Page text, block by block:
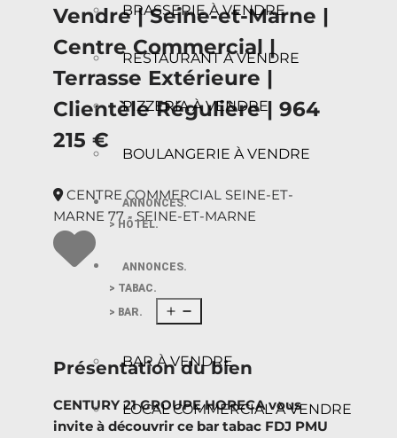
BRASSERIE À VENDRE
RESTAURANT À VENDRE
PIZZERIA À VENDRE
BOULANGERIE À VENDRE
ANNONCES.
> HÔTEL.
ANNONCES.
> TABAC.
> BAR.
BAR À VENDRE
LOCAL COMMERCIAL À VENDRE
Vendre | Seine-et-Marne |
Centre Commercial |
Terrasse Extérieure |
Clientèle Régulière | 964
215 €
CENTRE COMMERCIAL SEINE-ET-
MARNE 77 - SEINE-ET-MARNE
Présentation du bien
CENTURY 21 GROUPE HORECA vous
invite à découvrir ce bar tabac FDJ PMU